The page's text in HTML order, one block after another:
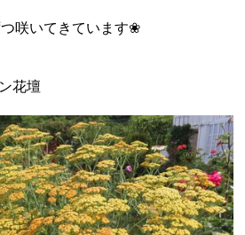
咲いてきています❀
花壇